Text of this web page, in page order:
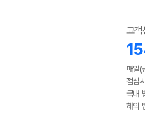
고객
매일(
점심
국내
해외